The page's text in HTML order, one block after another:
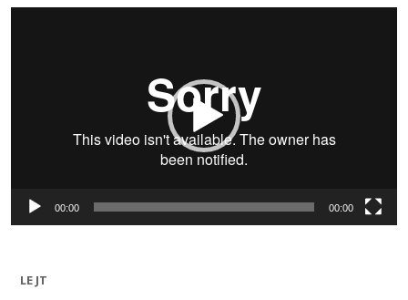
Lecteur
00:00 00:00
LE JT